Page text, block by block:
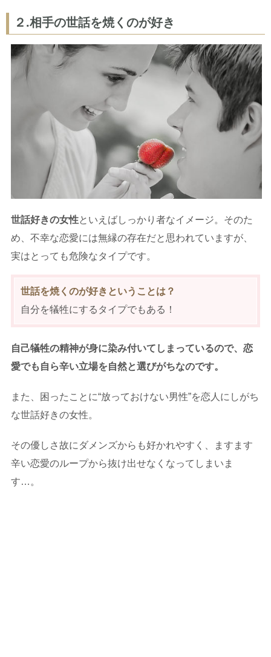
２.相手の世話を焼くのが好き
世話好きの女性といえばしっかり者なイメージ。そのた
め、不幸な恋愛には無縁の存在だと思われていますが、
実はとっても危険なタイプです。
世話を焼くのが好きということは？
自分を犠牲にするタイプでもある！
自己犠牲の精神が身に染み付いてしまっているので、恋
愛でも自ら辛い立場を自然と選びがちなのです。
また、困ったことに“放っておけない男性”を恋人にしがち
な世話好きの女性。
その優しさ故にダメンズからも好かれやすく、ますます
辛い恋愛のループから抜け出せなくなってしまいま
す…。